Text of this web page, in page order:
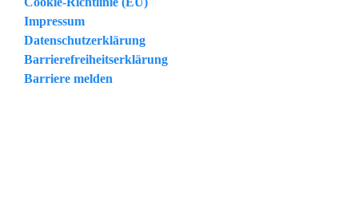
Impressum
Datenschutzerklärung
Barrierefreiheitserklärung
Barriere melden